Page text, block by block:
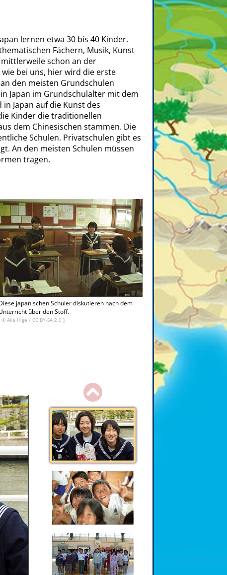
lernen etwa 30 bis 40 Kinder.
Fächern, Musik, Kunst
schon an der
bei uns, hier wird die erste
den meisten Grundschulen
Japan im Grundschulalter mit dem
Japan auf die Kunst des
Kinder die traditionellen
dem Chinesischen stammen. Die
Schulen. Privatschulen gibt es
An den meisten Schulen müssen
tragen.
japanischen Schüler diskutieren nach dem
über den Stoff.
© Aka Hige / CC BY-SA 2.0 ]